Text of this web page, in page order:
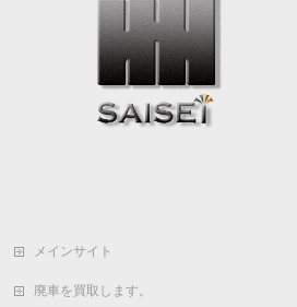
メインサイト
廃車を買取します。